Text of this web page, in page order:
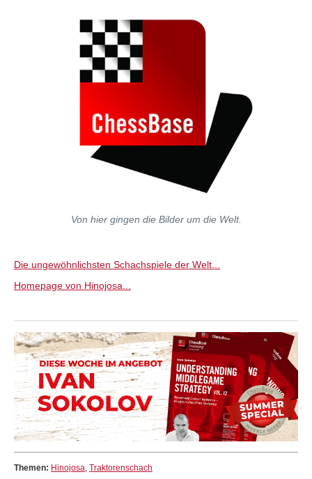
Von hier gingen die Bilder um die Welt.
Die ungewöhnlichsten Schachspiele der Welt...
Homepage von Hinojosa...
Themen: Hinojosa, Traktorenschach